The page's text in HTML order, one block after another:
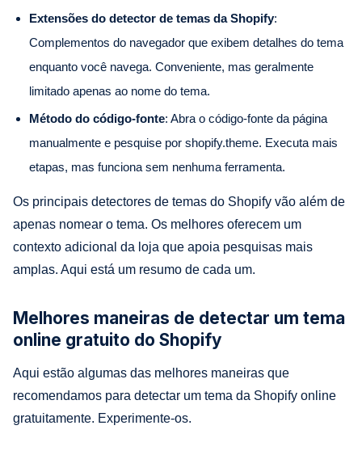
Extensões do detector de temas da Shopify:
Complementos do navegador que exibem detalhes do tema
enquanto você navega. Conveniente, mas geralmente
limitado apenas ao nome do tema.
Método do código-fonte: Abra o código-fonte da página
manualmente e pesquise por shopify.theme. Executa mais
etapas, mas funciona sem nenhuma ferramenta.
Os principais detectores de temas do Shopify vão além de
apenas nomear o tema. Os melhores oferecem um
contexto adicional da loja que apoia pesquisas mais
amplas. Aqui está um resumo de cada um.
Melhores maneiras de detectar um tema
online gratuito do Shopify
Aqui estão algumas das melhores maneiras que
recomendamos para detectar um tema da Shopify online
gratuitamente. Experimente-os.